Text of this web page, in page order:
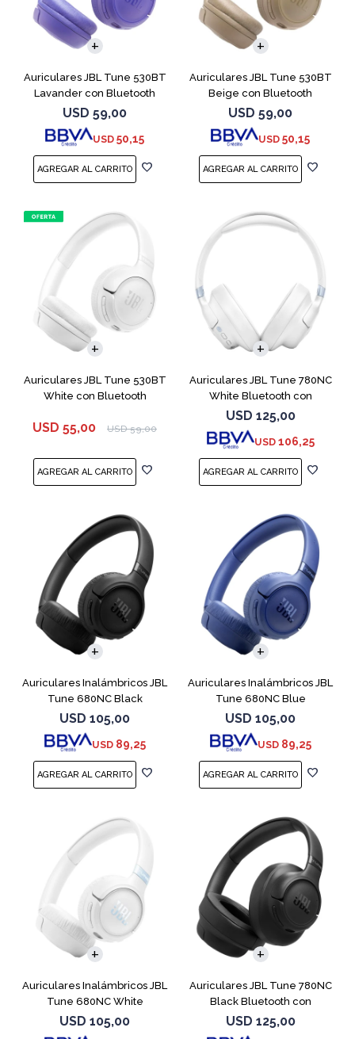
Auriculares JBL Tune 530BT
Lavander con Bluetooth
USD 59,00
USD 50,15
Auriculares JBL Tune 530BT
Beige con Bluetooth
USD 59,00
USD 50,15
Auriculares JBL Tune 530BT
White con Bluetooth
USD 55,00 USD 59,00
Auriculares JBL Tune 780NC
White Bluetooth con
Micrófono
USD 125,00
USD 106,25
Auriculares Inalámbricos JBL
Tune 680NC Black
USD 105,00
USD 89,25
Auriculares Inalámbricos JBL
Tune 680NC Blue
USD 105,00
USD 89,25
Auriculares Inalámbricos JBL
Tune 680NC White
USD 105,00
Auriculares JBL Tune 780NC
Black Bluetooth con
Micrófono
USD 125,00